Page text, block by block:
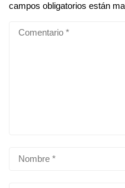
campos obligatorios están